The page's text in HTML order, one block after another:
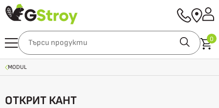
0
MODUL
ОТКРИТ КАНТ